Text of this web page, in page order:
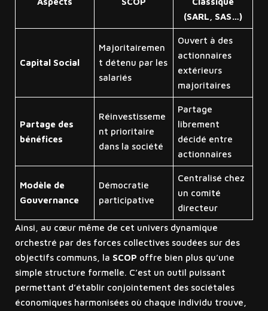
(SARL, SAS…)
Capital Social
Majoritairemen
t détenu par les
salariés
Ouvert à des
actionnaires
extérieurs
majoritaires
Partage des
bénéfices
Réinvestisseme
nt prioritaire
dans la société
Partage
librement
décidé entre
actionnaires
Modèle de
Gouvernance
Démocratie
participative
Centralisé chez
un comité
directeur
Ainsi, au cœur même de cet univers dynamique
orchestré par des forces collectives soudées sur des
objectifs communs, la SCOP offre bien plus qu’une
simple structure formelle. C’est un outil puissant
permettant d’établir conjointement des sociétales
économiques harmonisées où chaque individu trouve,